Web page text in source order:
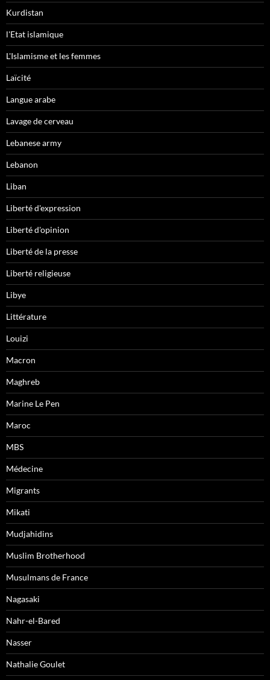
Kurdistan
l'Etat islamique
L'Islamisme et les femmes
Laïcité
Langue arabe
Lavage de cerveau
Lebanese army
Lebanon
Liban
Liberté d'expression
Liberté d'opinion
Liberté de la presse
Liberté religieuse
Libye
Littérature
Louizi
Macron
Maghreb
Marine Le Pen
Maroc
MBS
Médecine
Migrants
Mikati
Mudjahidins
Muslim Brotherhood
Musulmans de France
Nagasaki
Nahr-el-Bared
Nasser
Nathalie Goulet